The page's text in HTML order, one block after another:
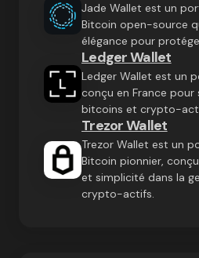
Jade Wallet est un
Bitcoin open-source
élégance pour
Ledger Wallet
Ledger Wallet est un
conçu en France pour
bitcoins et crypto-
Trezor Wallet
Trezor Wallet est un
Bitcoin pionnier,
et simplicité dans la
crypto-actifs.